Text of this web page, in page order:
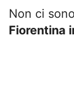
Non ci
Fiorentina